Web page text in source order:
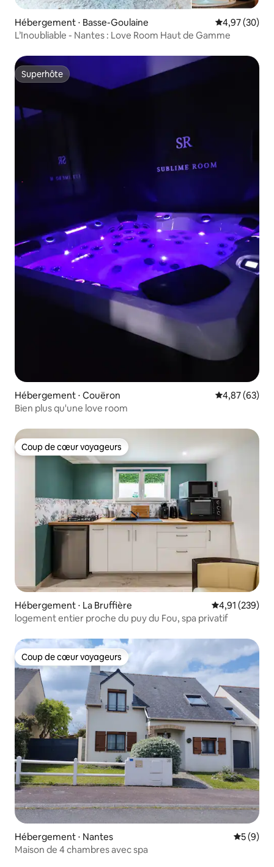
Hébergement ⋅ Basse-Goulaine Évaluation
4,97 (30)
L’Inoubliable - Nantes : Love Room Haut de Gamme
Superhôte
Superhôte
Hébergement ⋅ Couëron Évaluation
4,87 (63)
Bien plus qu'une love room
Coup de cœur voyageurs
Coup de cœur voyageurs
Hébergement ⋅ La Bruffière Évaluation
4,91 (239)
logement entier proche du puy du Fou, spa privatif
Coup de cœur voyageurs
Coup de cœur voyageurs
Hébergement ⋅ Nantes
5 (9)
Maison de 4 chambres avec spa